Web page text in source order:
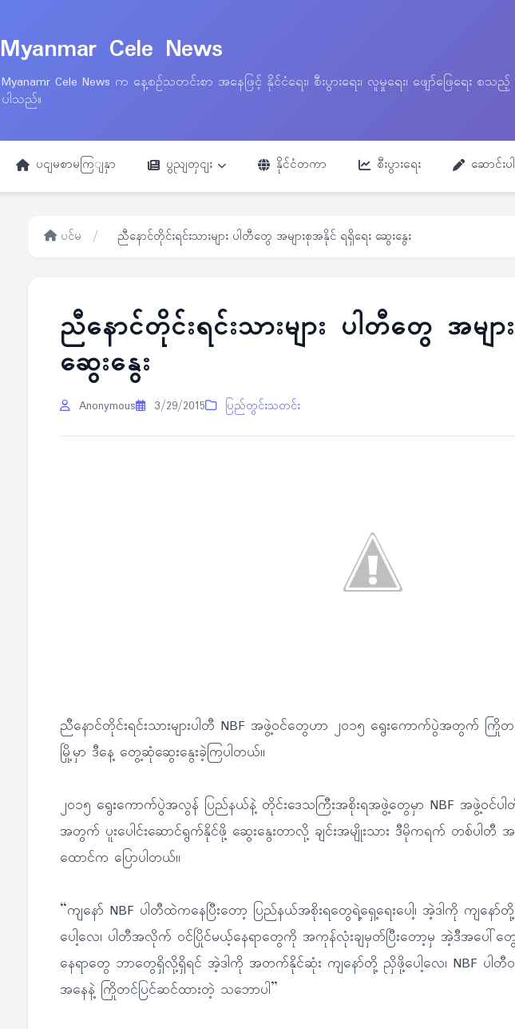
Myanmar Cele News
Myanamr Cele News က နေ့စဉ်သတင်းစာ အနေဖြင့် နိုင်ငံရေး၊ စီးပွားရေး၊ လူမှုရေး၊ ဖျော်ဖြ
ပါသည်။
ပငျမစာမကြျနှာ ပွညျတှငျး နိုင်ငံတကာ စီးပွားရေး ဆောင်းပ
ပင်မ / ညီနောင်တိုင်းရင်းသားများ ပါတီတွေ အများစုအနိုင် ရရှိရေး ဆွေးနွေး
ညီနောင်တိုင်းရင်းသားများ ပါတီတွေ အမျ
ဆွေးနွေး
Anonymous 3/29/2015 ပြည်တွင်းသတင်း
ညီနောင်တိုင်းရင်းသားများပါတီ NBF အဖွဲ့ဝင်တွေဟာ ၂ဝ၁၅ ရွေးကောက်ပွဲအတွက် ကြိုတင်
မြို့မှာ ဒီနေ့ တွေ့ဆုံဆွေးနွေးခဲ့ကြပါတယ်။
၂ဝ၁၅ ရွေးကောက်ပွဲအလွန် ပြည်နယ်နဲ့ တိုင်းဒေသကြီးအစိုးရအဖွဲ့တွေမှာ NBF အဖွဲ့ဝင်ပါတီ
အတွက် ပူးပေါင်းဆောင်ရွက်နိုင်ဖို့ ဆွေးနွေးတာလို့ ချင်းအမျိုးသား ဒီမိုကရက် တစ်ပါတီ
ထောင်က ပြောပါတယ်။
“ကျနော် NBF ပါတီထဲကနေပြီးတော့ ပြည်နယ်အစိုးရတွေရဲ့ရှေ့ရေးပေါ့၊ အဲ့ဒါကို ကျန
ပေါ့လေ၊ ပါတီအလိုက် ဝင်ပြိုင်မယ့်နေရာတွေကို အကုန်လုံးချမှတ်ပြီးတော့မှ အဲ့ဒီအပေါ်
နေရာတွေ ဘာတွေရှိလို့ရှိရင် အဲ့ဒါကို အတက်နိုင်ဆုံး ကျနော်တို့ ညှိဖို့ပေါ့လေ၊ NBF ပါတီဝင်
အနေနဲ့ ကြိုတင်ပြင်ဆင်ထားတဲ့ သဘောပါ”